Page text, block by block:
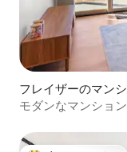
フレイザーのマン
モダンなマンショ